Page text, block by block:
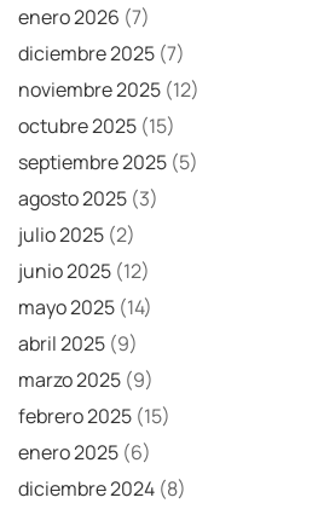
enero 2026 (7)
diciembre 2025 (7)
noviembre 2025 (12)
octubre 2025 (15)
septiembre 2025 (5)
agosto 2025 (3)
julio 2025 (2)
junio 2025 (12)
mayo 2025 (14)
abril 2025 (9)
marzo 2025 (9)
febrero 2025 (15)
enero 2025 (6)
diciembre 2024 (8)